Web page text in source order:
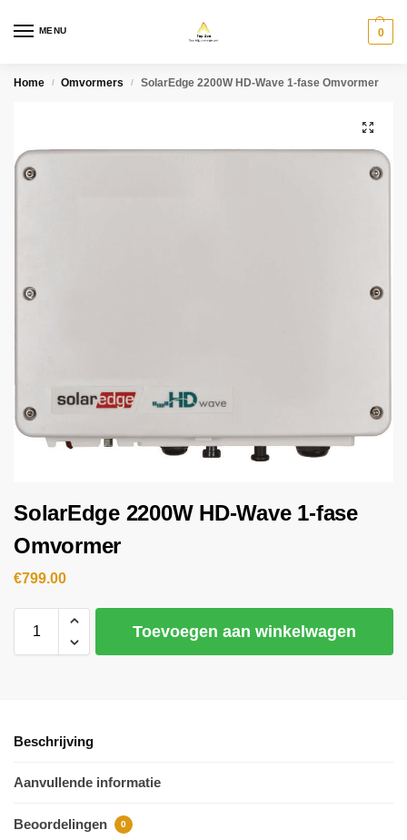
MENU 0
Home / Omvormers / SolarEdge 2200W HD-Wave 1-fase Omvormer
SolarEdge 2200W HD-Wave 1-fase
Omvormer
€799.00
Toevoegen aan winkelwagen
Beschrijving
Aanvullende informatie
Beoordelingen 0